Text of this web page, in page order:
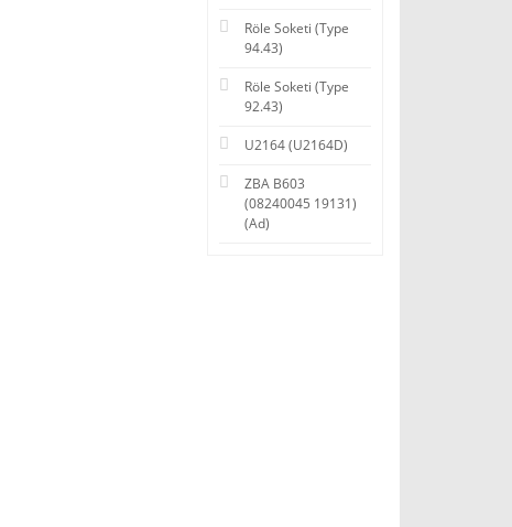
Röle Soketi (Type
94.43)
Röle Soketi (Type
92.43)
U2164 (U2164D)
ZBA B603
(08240045 19131)
(Ad)